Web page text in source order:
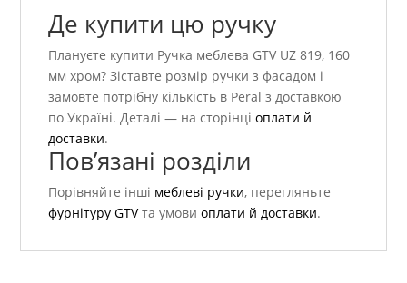
Де купити цю ручку
Плануєте купити Ручка меблева GTV UZ 819, 160
мм хром? Зіставте розмір ручки з фасадом і
замовте потрібну кількість в Peral з доставкою
по Україні. Деталі — на сторінціоплати й
доставки.
Пов’язані розділи
Порівняйте інші меблеві ручки, перегляньте
фурнітуру GTVта умовиоплати й доставки.